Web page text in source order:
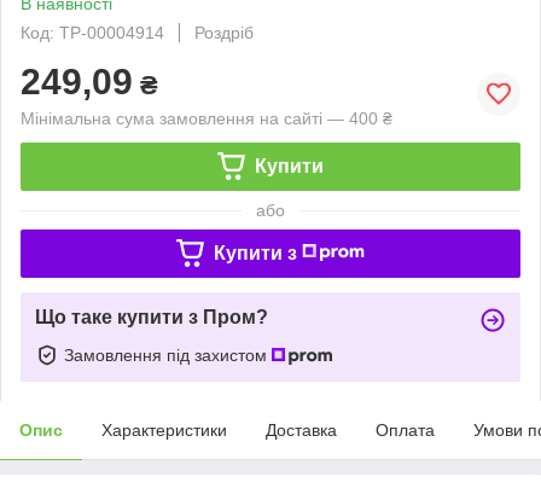
Код: ТР-00004914
Роздріб
249,09 ₴
Мінімальна сума замовлення на сайті — 400 ₴
Купити
або
Купити з
Що таке купити з Пром?
Замовлення під захистом
Опис Характеристики Доставка Оплата Умови